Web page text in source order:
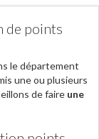
de points
le département
une ou plusieurs
de faire une